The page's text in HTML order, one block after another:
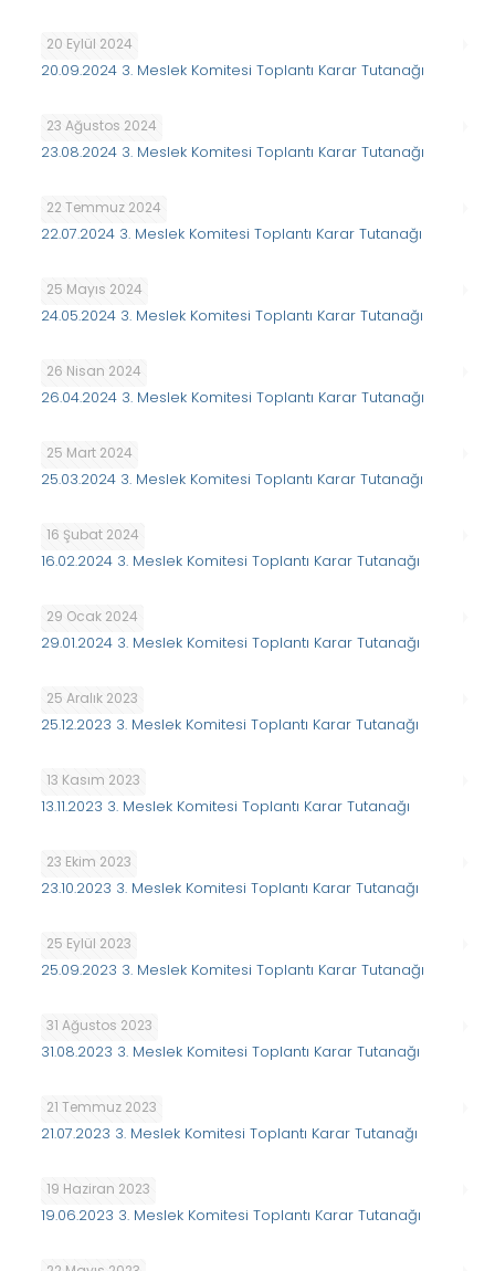
20 Eylül 2024
20.09.2024 3. Meslek Komitesi Toplantı Karar Tutanağı
23 Ağustos 2024
23.08.2024 3. Meslek Komitesi Toplantı Karar Tutanağı
22 Temmuz 2024
22.07.2024 3. Meslek Komitesi Toplantı Karar Tutanağı
25 Mayıs 2024
24.05.2024 3. Meslek Komitesi Toplantı Karar Tutanağı
26 Nisan 2024
26.04.2024 3. Meslek Komitesi Toplantı Karar Tutanağı
25 Mart 2024
25.03.2024 3. Meslek Komitesi Toplantı Karar Tutanağı
16 Şubat 2024
16.02.2024 3. Meslek Komitesi Toplantı Karar Tutanağı
29 Ocak 2024
29.01.2024 3. Meslek Komitesi Toplantı Karar Tutanağı
25 Aralık 2023
25.12.2023 3. Meslek Komitesi Toplantı Karar Tutanağı
13 Kasım 2023
13.11.2023 3. Meslek Komitesi Toplantı Karar Tutanağı
23 Ekim 2023
23.10.2023 3. Meslek Komitesi Toplantı Karar Tutanağı
25 Eylül 2023
25.09.2023 3. Meslek Komitesi Toplantı Karar Tutanağı
31 Ağustos 2023
31.08.2023 3. Meslek Komitesi Toplantı Karar Tutanağı
21 Temmuz 2023
21.07.2023 3. Meslek Komitesi Toplantı Karar Tutanağı
19 Haziran 2023
19.06.2023 3. Meslek Komitesi Toplantı Karar Tutanağı